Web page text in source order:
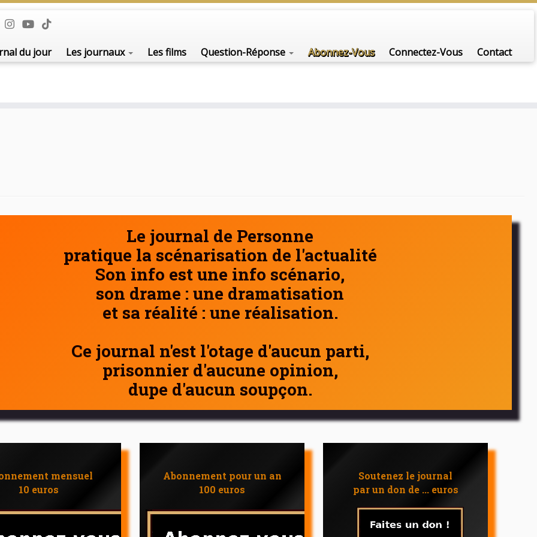
du jour Les journaux Les films Question-Réponse Abonnez-Vous Connectez-Vous Contact
Le journal de Personne
pratique la scénarisation de l'actualité
Son info est une info scénario,
son drame : une dramatisation
et sa réalité : une réalisation.
Ce journal n'est l'otage d'aucun parti,
prisonnier d'aucune opinion,
dupe d'aucun soupçon.
mensuel
10 euros
Abonnement pour un an
100 euros
Soutenez le journal
par un don de ... euros